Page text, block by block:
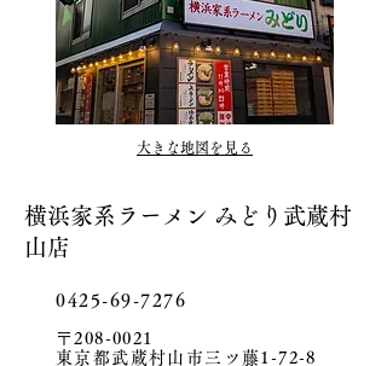
大きな地図を見る
横浜家系ラーメン みどり武蔵村
山店
0425-69-7276
〒208-0021
東京都武蔵村山市三ツ藤1-72-8